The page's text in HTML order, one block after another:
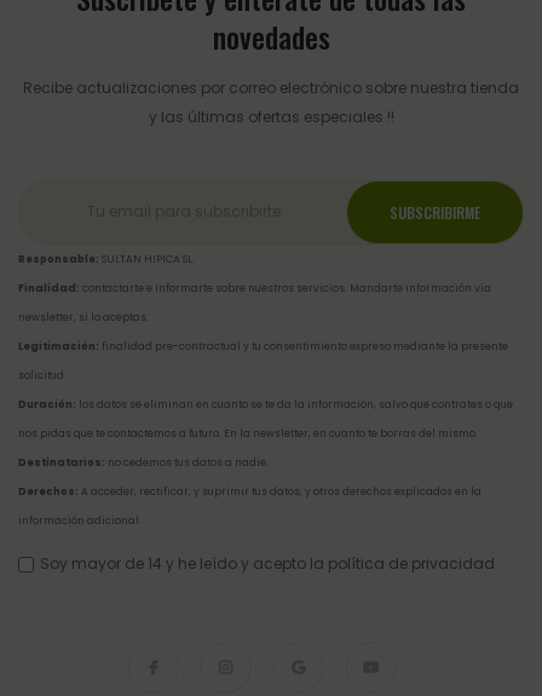
novedades
Recibe actualizaciones por correo electrónico sobre nuestra tienda
y las últimas ofertas especiales !!
Responsable: SULTAN HIPICA SL.
Finalidad: contactarte e informarte sobre nuestros servicios. Mandarte información vía
newsletter, si lo aceptas.
Legitimación: finalidad pre-contractual y tu consentimiento expreso mediante la presente
solicitud.
Duración: los datos se eliminan en cuanto se te da la información, salvo que contrates o que
nos pidas que te contactemos a futuro. En la newsletter, en cuanto te borras del mismo.
Destinatarios: no cedemos tus datos a nadie.
Derechos: A acceder, rectificar, y suprimir tus datos, y otros derechos explicados en la
información adicional
Soy mayor de 14 y he leído y acepto la política de privacidad